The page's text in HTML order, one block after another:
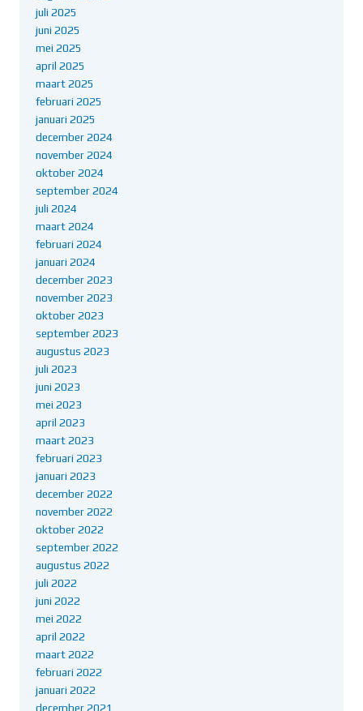
juli 2025
juni 2025
mei 2025
april 2025
maart 2025
februari 2025
januari 2025
december 2024
november 2024
oktober 2024
september 2024
juli 2024
maart 2024
februari 2024
januari 2024
december 2023
november 2023
oktober 2023
september 2023
augustus 2023
juli 2023
juni 2023
mei 2023
april 2023
maart 2023
februari 2023
januari 2023
december 2022
november 2022
oktober 2022
september 2022
augustus 2022
juli 2022
juni 2022
mei 2022
april 2022
maart 2022
februari 2022
januari 2022
december 2021